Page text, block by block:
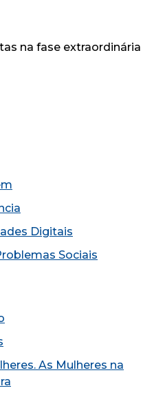
na fase extraordinária
Digitais
Sociais
As Mulheres na